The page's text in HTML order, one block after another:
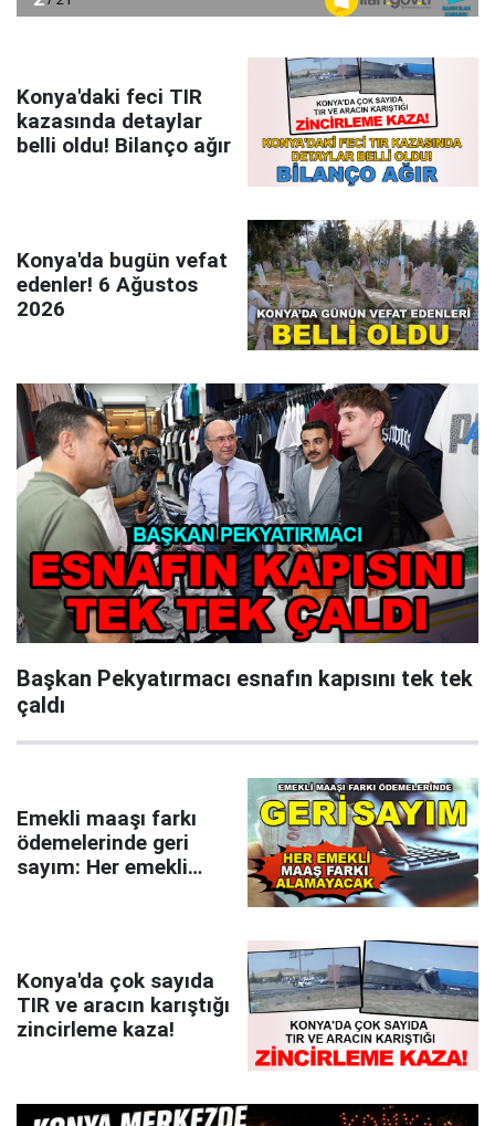
Konya'daki feci TIR
kazasında detaylar
belli oldu! Bilanço ağır
Konya'da bugün vefat
edenler! 6 Ağustos
2026
Başkan Pekyatırmacı esnafın kapısını tek tek
çaldı
Emekli maaşı farkı
ödemelerinde geri
sayım: Her emekli
Konya'da çok sayıda
TIR ve aracın karıştığı
zincirleme kaza!